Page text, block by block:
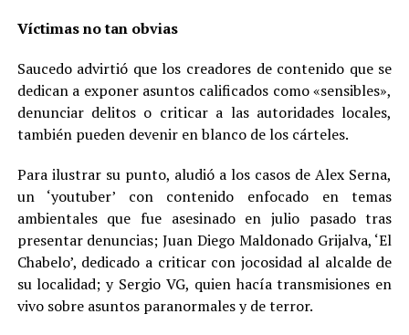
Víctimas no tan obvias
Saucedo advirtió que los creadores de contenido que se
dedican a exponer asuntos calificados como «sensibles»,
denunciar delitos o criticar a las autoridades locales,
también pueden devenir en blanco de los cárteles.
Para ilustrar su punto, aludió a los casos de Alex Serna,
un ‘youtuber’ con contenido enfocado en temas
ambientales que fue asesinado en julio pasado tras
presentar denuncias; Juan Diego Maldonado Grijalva, ‘El
Chabelo’, dedicado a criticar con jocosidad al alcalde de
su localidad; y Sergio VG, quien hacía transmisiones en
vivo sobre asuntos paranormales y de terror.